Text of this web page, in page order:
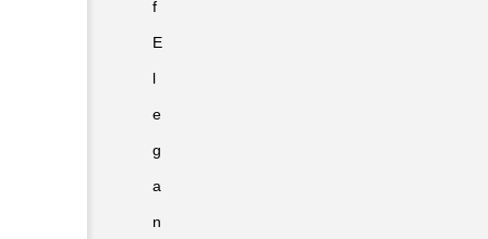
f
E
l
e
g
a
n